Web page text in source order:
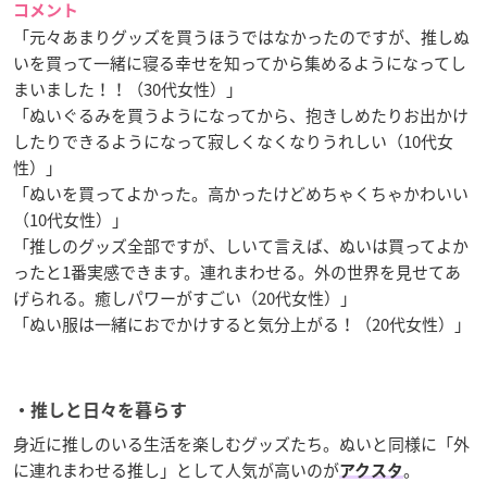
コメント
「元々あまりグッズを買うほうではなかったのですが、推しぬ
いを買って一緒に寝る幸せを知ってから集めるようになってし
まいました！！（30代女性）」
「ぬいぐるみを買うようになってから、抱きしめたりお出かけ
したりできるようになって寂しくなくなりうれしい（10代女
性）」
「ぬいを買ってよかった。高かったけどめちゃくちゃかわいい
（10代女性）」
「推しのグッズ全部ですが、しいて言えば、ぬいは買ってよか
ったと1番実感できます。連れまわせる。外の世界を見せてあ
げられる。癒しパワーがすごい（20代女性）」
「ぬい服は一緒におでかけすると気分上がる！（20代女性）」
・推しと日々を暮らす
身近に推しのいる生活を楽しむグッズたち。ぬいと同様に「外
に連れまわせる推し」として人気が高いのがアクスタ。